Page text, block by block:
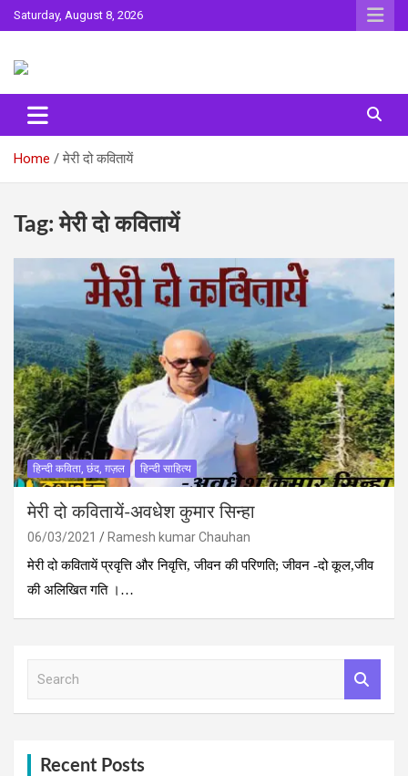
Skip
to
Saturday, August 8, 2026
Surta
Home मेरी दो कवितायें
Tag:मेरी दो कवितायें
हिन्दी कविता, छंद, ग़ज़ल हिन्दी साहित्य
मेरी दो कवितायें-अवधेश कुमार सिन्‍हा
06/03/2021
Ramesh kumar Chauhan
मेरी दो कवितायें प्रवृत्ति और निवृत्ति, जीवन की परिणति; जीवन -दो कूल,जीव
की अलिखित गति ।…
Recent Posts